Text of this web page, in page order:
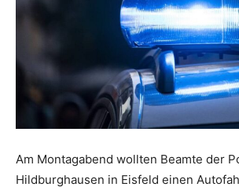
Am Montagabend wollten Beamte der
Hildburghausen in Eisfeld einen